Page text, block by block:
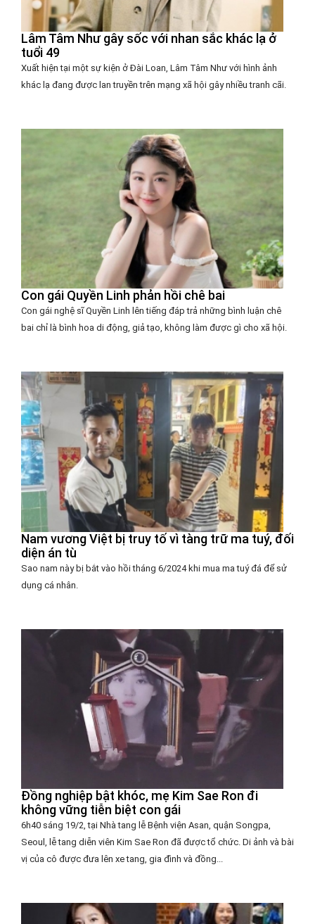
Lâm Tâm Như gây sốc với nhan sắc khác lạ ở
tuổi 49
Xuất hiện tại một sự kiện ở Đài Loan, Lâm Tâm Như với hình ảnh
khác lạ đang được lan truyền trên mạng xã hội gây nhiều tranh cãi.
Con gái Quyền Linh phản hồi chê bai
Con gái nghệ sĩ Quyền Linh lên tiếng đáp trả những bình luận chê
bai chỉ là bình hoa di động, giả tạo, không làm được gì cho xã hội.
Nam vương Việt bị truy tố vì tàng trữ ma tuý, đối
diện án tù
Sao nam này bị bắt vào hồi tháng 6/2024 khi mua ma tuý đá để sử
dụng cá nhân.
Đồng nghiệp bật khóc, mẹ Kim Sae Ron đi
không vững tiễn biệt con gái
6h40 sáng 19/2, tại Nhà tang lễ Bệnh viện Asan, quận Songpa,
Seoul, lễ tang diễn viên Kim Sae Ron đã được tổ chức. Di ảnh và bài
vị của cô được đưa lên xe tang, gia đình và đồng...